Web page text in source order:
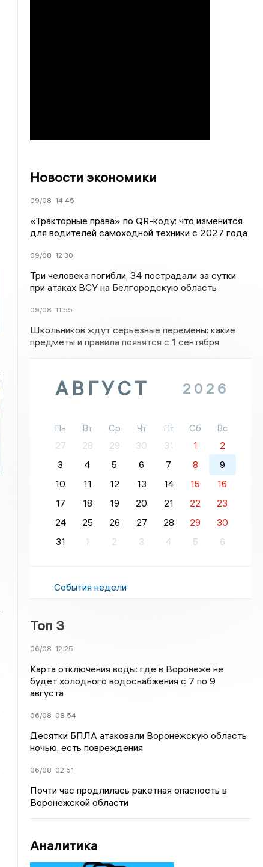
Новости экономики
09/08 14:45
«Тракторные права» по QR-коду: что изменится
для водителей самоходной техники с 2027 года
09/08 12:30
Три человека погибли, 34 пострадали за сутки
при атаках ВСУ на Белгородскую область
09/08 11:55
Школьников ждут серьезные перемены: какие
предметы и правила появятся с 1 сентября
АВГУСТ 2026
Пн Вт Ср Чт Пт Сб
Вс
27
28 29 30 31 1
2
3
4 5 6 7 8
9
10
11 12 13 14 15
16
17
18 19 20 21 22
23
24
25 26 27 28 29
30
31
1 2 3 4 5 6
События недели
Топ 3
06/08 12:25
Карта отключения воды: где в Воронеже не
будет холодного водоснабжения с 7 по 9
августа
06/08 08:54
Десятки БПЛА атаковали Воронежскую область
ночью, есть повреждения
06/08 02:51
Почти час продлилась ракетная опасность в
Воронежской области
Аналитика